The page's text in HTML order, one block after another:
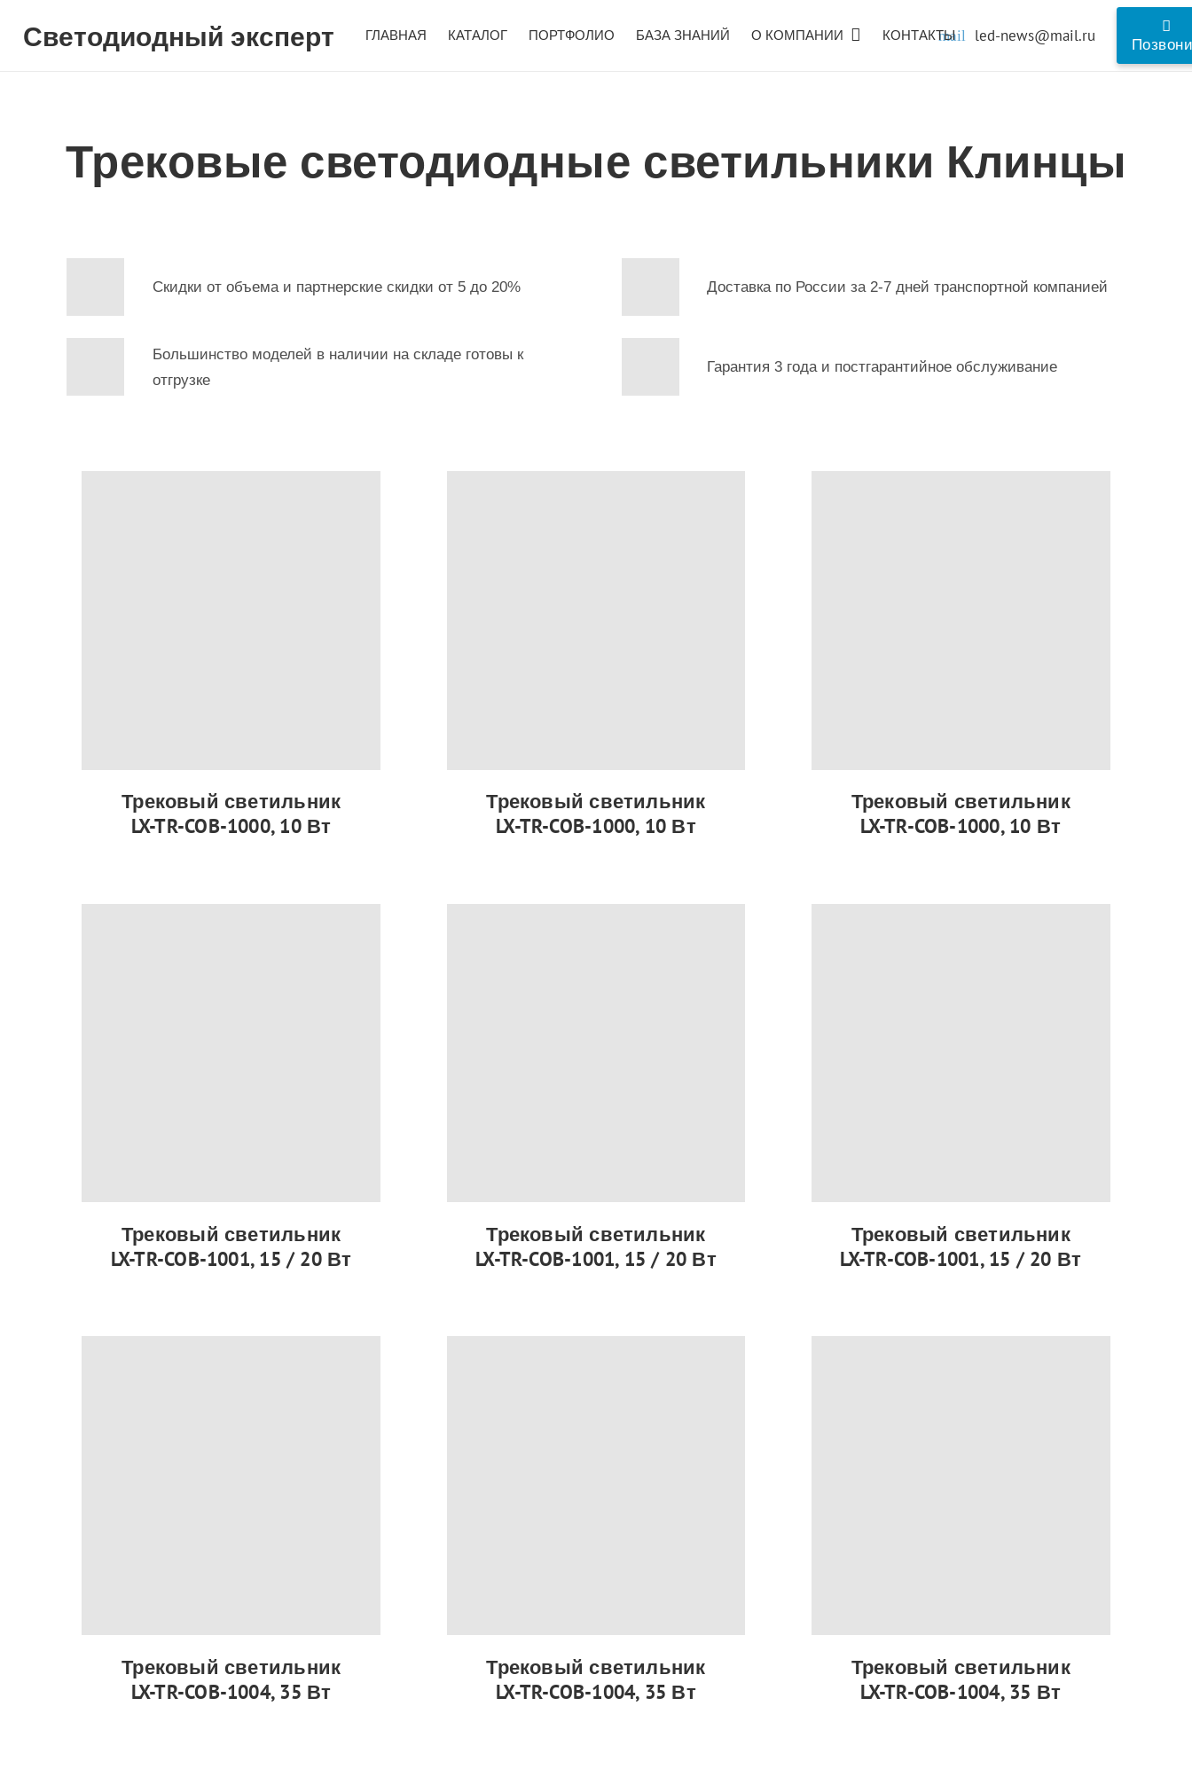
Светодиодный эксперт ГЛАВНАЯ КАТАЛОГ ПОРТФОЛИО БАЗА ЗНАНИЙ О КОМПАНИИ КОНТАКТЫ
mail led-news@mail.ru
Трековые светодиодные светильники Клинцы
Скидки от объема и партнерские скидки от 5 до 20%
Большинство моделей в наличии на складе готовы к
отгрузке
Доставка по России за 2-7 дней транспортной компанией
Гарантия 3 года и постгарантийное обслуживание
Трековый светильник
LX-TR-COB-1000, 10 Вт
Трековый светильник
LX-TR-COB-1000, 10 Вт
Трековый светильник
LX-TR-COB-1000, 10 Вт
Трековый светильник
LX-TR-COB-1001, 15 / 20 Вт
Трековый светильник
LX-TR-COB-1001, 15 / 20 Вт
Трековый светильник
LX-TR-COB-1001, 15 / 20 Вт
Трековый светильник
LX-TR-COB-1004, 35 Вт
Трековый светильник
LX-TR-COB-1004, 35 Вт
Трековый светильник
LX-TR-COB-1004, 35 Вт